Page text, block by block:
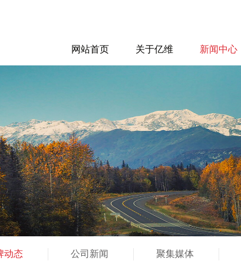
网站首页 关于亿维 新闻中心
动态 公司新闻 聚集媒体